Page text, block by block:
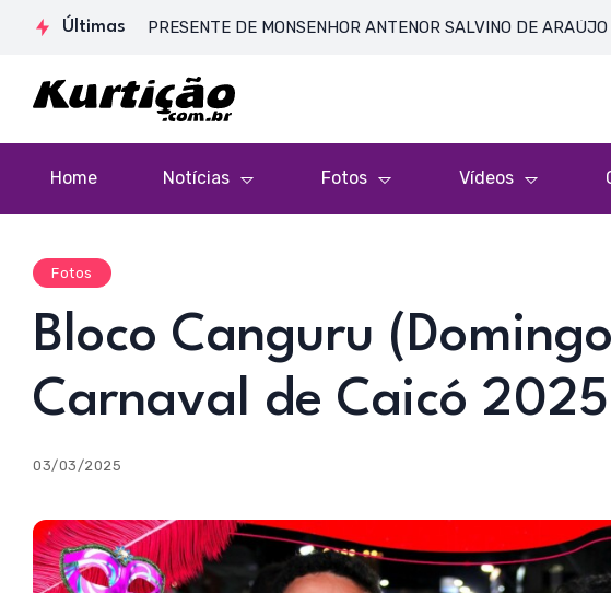
Últimas
DE CORPO PRESENTE DE MONSENHOR ANTENOR SALVINO DE ARAÚJO |
Home Notícias Fotos Vídeos
Fotos
Bloco Canguru
Carnaval de Caicó 2025
03/03/2025